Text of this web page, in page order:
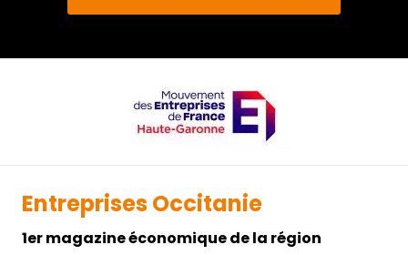
Entreprises Occitanie
1er magazine économique de la région